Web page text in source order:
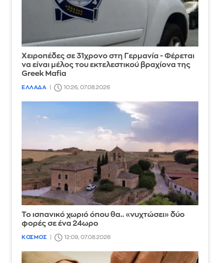
Χειροπέδες σε 31χρονο στη Γερμανία - Φέρεται
να είναι μέλος του εκτελεστικού βραχίονα της
Greek Mafia
ΕΛΛΑΔΑ 10:26, 07.08.2026
Το ισπανικό χωριό όπου θα.. «νυχτώσει» δύο
φορές σε ένα 24ωρο
ΚΟΣΜΟΣ 12:09, 07.08.2026